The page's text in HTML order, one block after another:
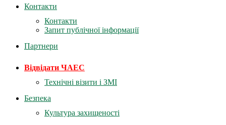
Контакти
Контакти
Запит публічної інформації
Партнери
Відвідати ЧАЕС
Технічні візити і ЗМІ
Безпека
Культура захищеності